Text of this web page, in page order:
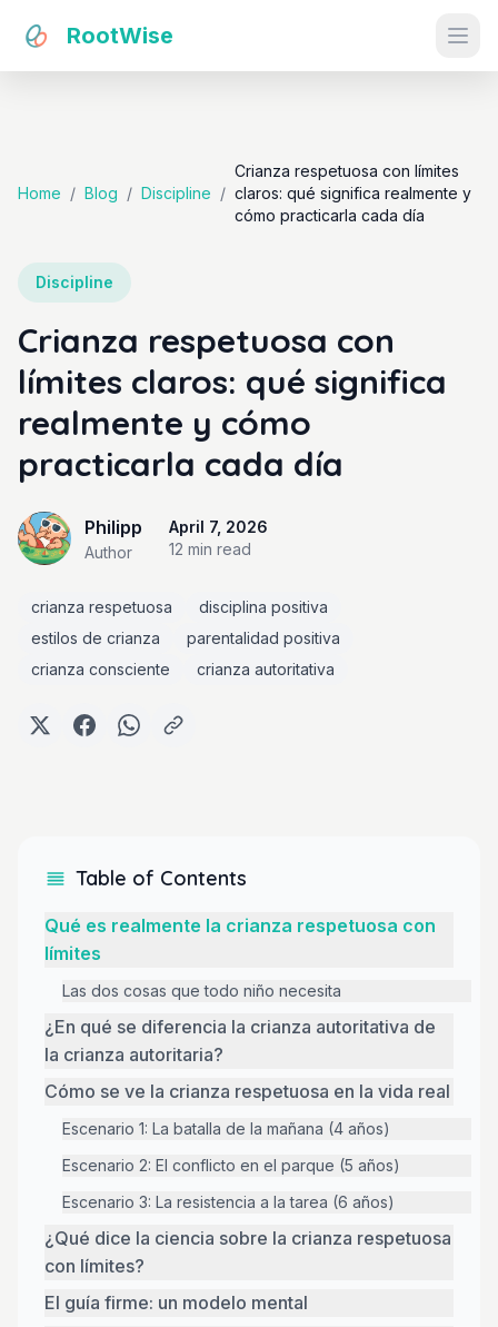
RootWise
Home / Blog / Discipline /
Crianza respetuosa con límites
claros: qué significa realmente y
cómo practicarla cada día
Discipline
Crianza respetuosa con
límites claros: qué significa
realmente y cómo
practicarla cada día
Philipp
Author
April 7, 2026
12 min read
crianza respetuosa
disciplina positiva
estilos de crianza
parentalidad positiva
crianza consciente
crianza autoritativa
Table of Contents
Qué es realmente la crianza respetuosa con
límites
Las dos cosas que todo niño necesita
¿En qué se diferencia la crianza autoritativa de
la crianza autoritaria?
Cómo se ve la crianza respetuosa en la vida real
Escenario 1: La batalla de la mañana (4 años)
Escenario 2: El conflicto en el parque (5 años)
Escenario 3: La resistencia a la tarea (6 años)
¿Qué dice la ciencia sobre la crianza respetuosa
con límites?
El guía firme: un modelo mental